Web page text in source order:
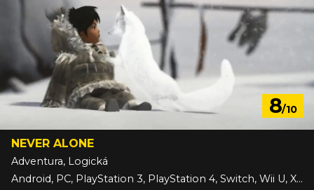
8/10
NEVER ALONE
Adventura, Logická
Android, PC, PlayStation 3, PlayStation 4, Switch, Wii U, Xbox One, iOS